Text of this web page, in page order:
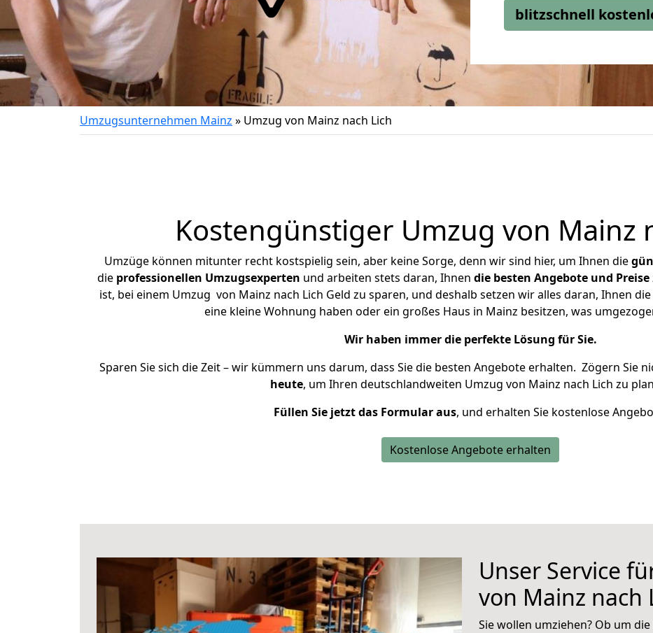
blitzschnell
Umzugsunternehmen Mainz » Umzug von Mainz nach Lich
Kostengünstiger Umzug von Mainz
Umzüge können mitunter recht kostspielig sein, aber keine Sorge, denn wir sind hier, um Ihnen die
die professionellen Umzugsexperten und arbeiten stets daran, Ihnen die besten Angebote und Preise
ist, bei einem Umzug von Mainz nach Lich Geld zu sparen, und deshalb setzen wir alles daran, Ihnen
eine kleine Wohnung haben oder ein großes Haus in Mainz besitzen, was
Wir haben immer die perfekte Lösung für Sie.
Sparen Sie sich die Zeit – wir kümmern uns darum, dass Sie die besten Angebote erhalten. Zögern Sie
heute, um Ihren deutschlandweiten Umzug von Mainz nach Lich zu
Füllen Sie jetzt das Formular aus, und erhalten Sie kostenlose
Kostenlose Angebote erhalten
Unser Service
von Mainz nach
Sie wollen umziehen? Ob um